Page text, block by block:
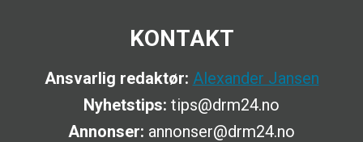
KONTAKT
Ansvarlig redaktør: Alexander Jansen
Nyhetstips: tips@drm24.no
Annonser: annonser@drm24.no